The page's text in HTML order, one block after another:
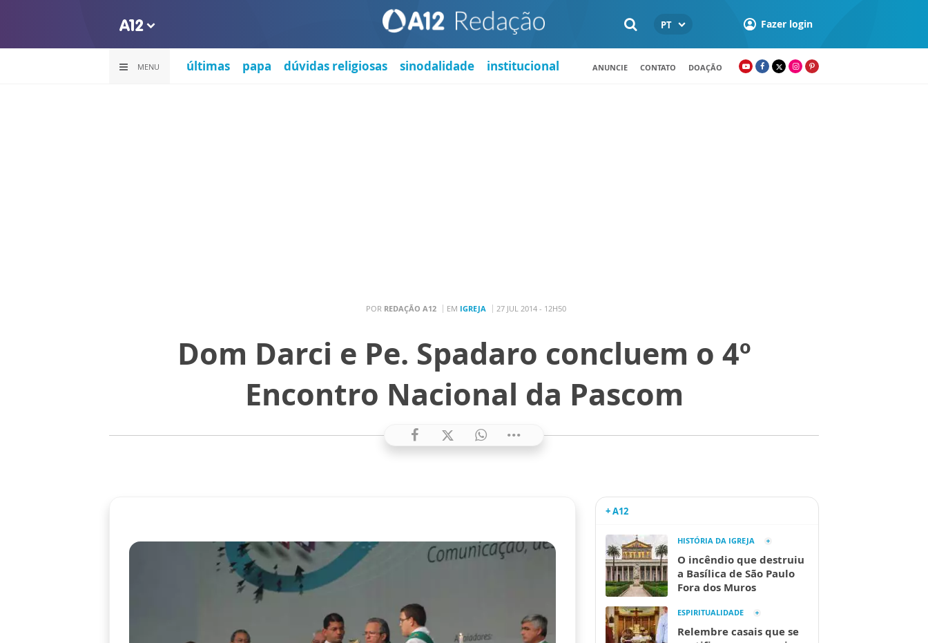
PT Fazer login
MENU últimas papa dúvidas religiosas sinodalidade institucional ANUNCIE CONTATO DOAÇÃO
POR REDAÇÃO A12 EM IGREJA 27 JUL 2014 - 12H50
Dom Darci e Pe. Spadaro concluem o 4º
Encontro Nacional da Pascom
+ A12
HISTÓRIA DA IGREJA
O incêndio que destruiu
a Basílica de São Paulo
Fora dos Muros
ESPIRITUALIDADE
Relembre casais que se